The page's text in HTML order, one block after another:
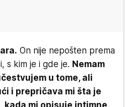
On nije nepošten prema
s kim je i gde je. Nemam
u tome, ali
i prepričava mi šta je
kada mi opisuje intimne